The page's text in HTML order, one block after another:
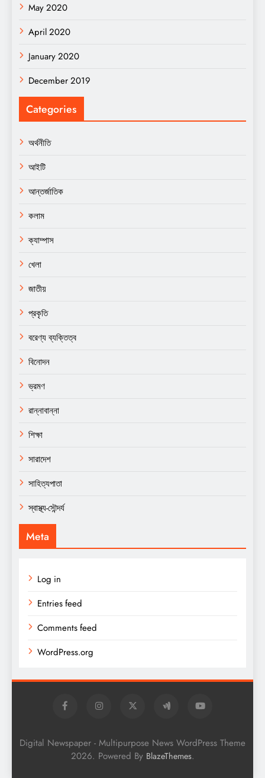
May 2020
April 2020
January 2020
December 2019
Categories
অর্থনীতি
আইটি
আন্তর্জাতিক
কলাম
ক্যাম্পাস
খেলা
জাতীয়
প্রকৃতি
বরেণ্য ব্যক্তিত্ব
বিনোদন
ভ্রমণ
রান্নাবান্না
শিক্ষা
সারাদেশ
সাহিত্যপাতা
স্বাস্থ্য-সৌন্দর্য
Meta
Log in
Entries feed
Comments feed
WordPress.org
Digital Newspaper - Multipurpose News WordPress Theme
2026. Powered By BlazeThemes.